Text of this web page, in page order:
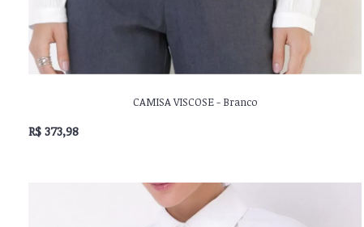
CAMISA VISCOSE - Branco
R$ 373,98